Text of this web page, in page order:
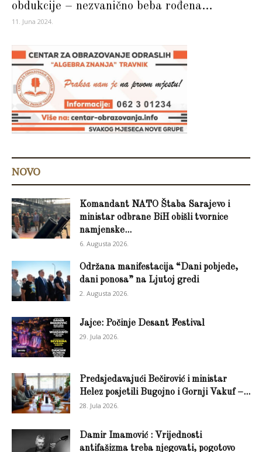
obdukcije – nezvanično beba rođena...
11. Juna 2024.
NOVO
Komandant NATO Štaba Sarajevo i
ministar odbrane BiH obišli tvornice
namjenske...
6. Augusta 2026.
Održana manifestacija “Dani pobjede,
dani ponosa” na Ljutoj gredi
2. Augusta 2026.
Jajce: Počinje Desant Festival
29. Jula 2026.
Predsjedavajući Bečirović i ministar
Helez posjetili Bugojno i Gornji Vakuf –...
28. Jula 2026.
Damir Imamović : Vrijednosti
antifašizma treba njegovati, pogotovo